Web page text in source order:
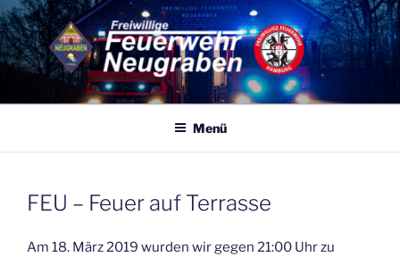
Zum
Inhalt
springen
FF NEUGRABEN
Eine von 86 Freiwilligen Feuerwehren Hamburgs – 365 Tage, 24
Menü
VERÖFFENTLICHT
AM
FEU – Feuer auf Terrasse
Am 18. März 2019 wurden wir gegen 21:00 Uhr zu